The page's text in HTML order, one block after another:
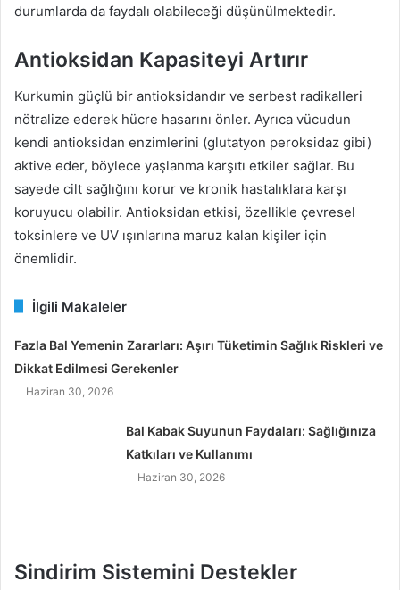
durumlarda da faydalı olabileceği düşünülmektedir.
Antioksidan Kapasiteyi Artırır
Kurkumin güçlü bir antioksidandır ve serbest radikalleri
nötralize ederek hücre hasarını önler. Ayrıca vücudun
kendi antioksidan enzimlerini (glutatyon peroksidaz gibi)
aktive eder, böylece yaşlanma karşıtı etkiler sağlar. Bu
sayede cilt sağlığını korur ve kronik hastalıklara karşı
koruyucu olabilir. Antioksidan etkisi, özellikle çevresel
toksinlere ve UV ışınlarına maruz kalan kişiler için
önemlidir.
İlgili Makaleler
Fazla Bal Yemenin Zararları: Aşırı Tüketimin Sağlık Riskleri ve
Dikkat Edilmesi Gerekenler
Haziran 30, 2026
Bal Kabak Suyunun Faydaları: Sağlığınıza
Katkıları ve Kullanımı
Haziran 30, 2026
Sindirim Sistemini Destekler